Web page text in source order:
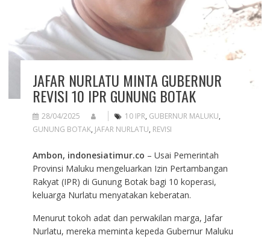
JAFAR NURLATU MINTA GUBERNUR
REVISI 10 IPR GUNUNG BOTAK
28/04/2025 10 IPR, GUBERNUR MALUKU,
GUNUNG BOTAK, JAFAR NURLATU, REVISI
Ambon, indonesiatimur.co – Usai Pemerintah
Provinsi Maluku mengeluarkan Izin Pertambangan
Rakyat (IPR) di Gunung Botak bagi 10 koperasi,
keluarga Nurlatu menyatakan keberatan.
Menurut tokoh adat dan perwakilan marga, Jafar
Nurlatu, mereka meminta kepeda Gubernur Maluku